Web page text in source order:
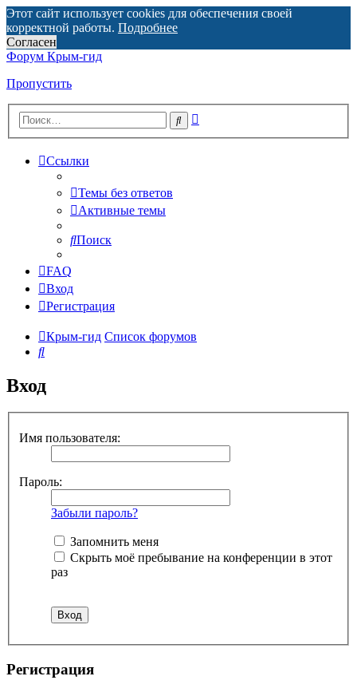
Этот сайт использует cookies для обеспечения своей
корректной работы. Подробнее
Согласен
Форум Крым-гид
Пропустить
Поиск
Ссылки
Темы без ответов
Активные темы
Поиск
FAQ
Вход
Регистрация
Крым-гид Список форумов
Поиск
Вход
Имя пользователя:
Пароль:
Забыли пароль?
Запомнить меня
Скрыть моё пребывание на конференции в этот
раз
Регистрация